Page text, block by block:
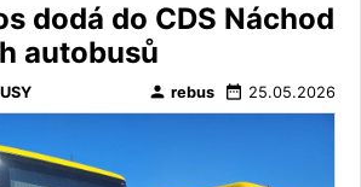
dodá do CDS Náchod
autobusů
person rebus date_range 25.05.2026